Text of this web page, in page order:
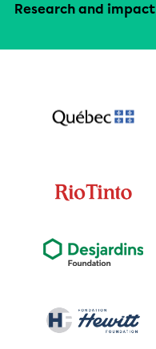
Research and impact